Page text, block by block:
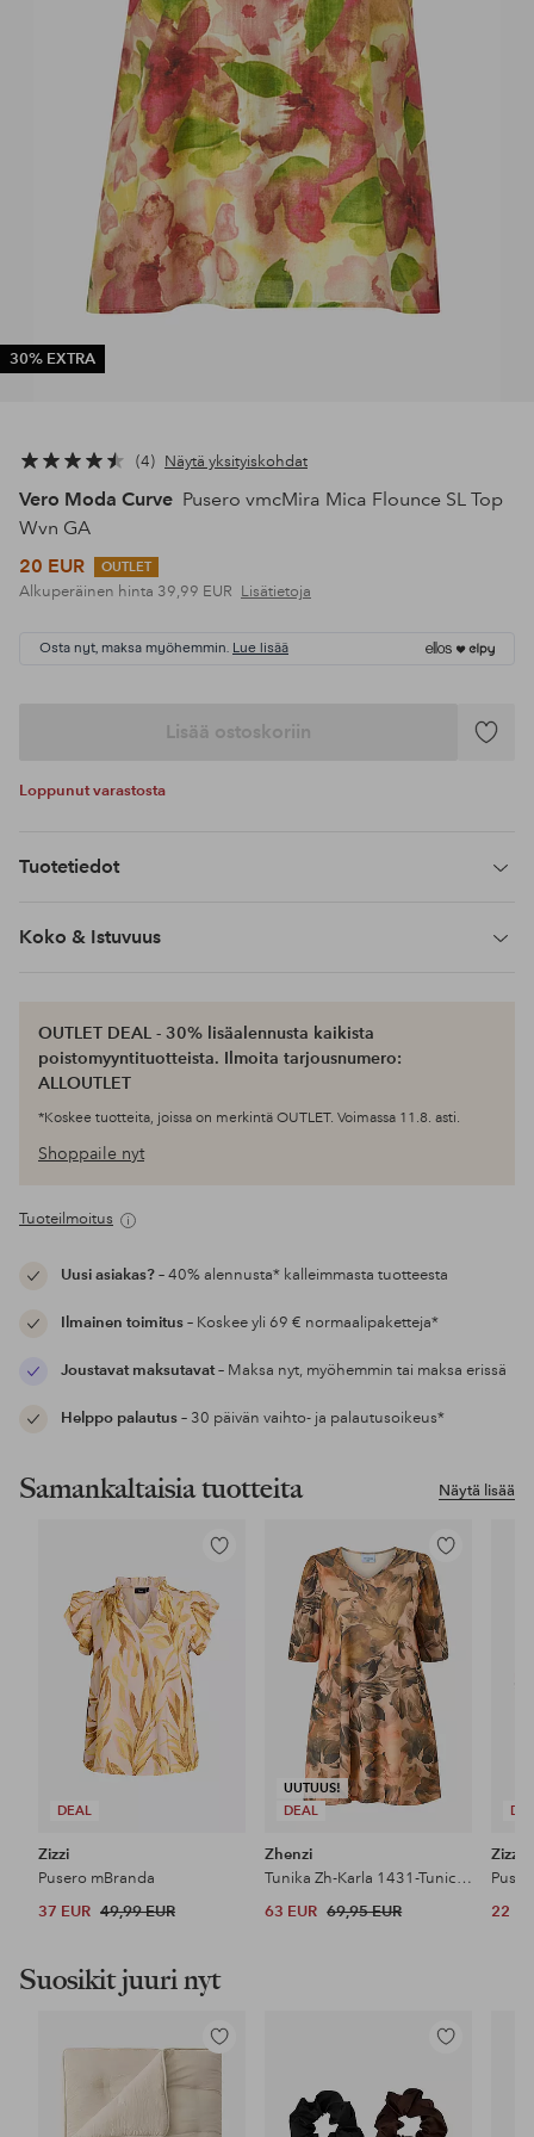
30% EXTRA
4 Näytä yksityiskohdat
Vero Moda Curve Pusero vmcMira Mica Flounce SL Top
Wvn GA
20 EUR
OUTLET
Alkuperäinen hinta 39,99 EUR Lisätietoja
Osta nyt, maksa myöhemmin. Lue lisää
Lisää ostoskoriin
Lisää
Loppunut varastosta
Tuotetiedot
Koko & Istuvuus
OUTLET DEAL - 30% lisäalennusta kaikista
poistomyyntituotteista. Ilmoita tarjousnumero:
ALLOUTLET
*Koskee tuotteita, joissa on merkintä OUTLET. Voimassa 11.8. asti.
Shoppaile nyt
Tuoteilmoitus
Uusi asiakas?– 40% alennusta* kalleimmasta tuotteesta
Ilmainen toimitus– Koskee yli 69 € normaalipaketteja*
Joustavat maksutavat– Maksa nyt, myöhemmin tai maksa erissä
Helppo palautus– 30 päivän vaihto- ja palautusoikeus*
Näytä lisää
Samankaltaisia tuotteita
DEAL
Lisää
Zizzi
Pusero mBranda
37 EUR 49,99 EUR
UUTUUS!
DEAL
Lisää
suosikkeihin
Zhenzi
Tunika Zh-Karla 1431-Tunic 2/4
63 EUR 69,95 EUR
Zizzi
22
Suosikit juuri nyt
Lisää
Lisää